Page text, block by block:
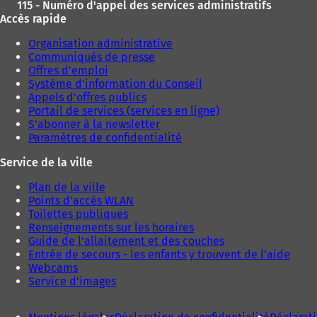
115 - Numéro d'appel des services administratifs
Accès rapide
Organisation administrative
Communiqués de presse
Offres d'emploi
Système d'information du Conseil
Appels d'offres publics
Portail de services (services en ligne)
S'abonner à la newsletter
Paramètres de confidentialité
Service de la ville
Plan de la ville
Points d'accès WLAN
Toilettes publiques
Renseignements sur les horaires
Guide de l'allaitement et des couches
Entrée de secours - les enfants y trouvent de l'aide
Webcams
Service d'images